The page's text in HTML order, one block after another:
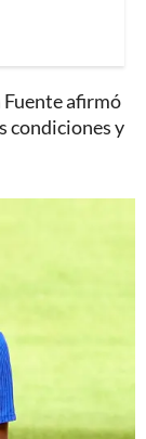
Fuente afirmó
condiciones y